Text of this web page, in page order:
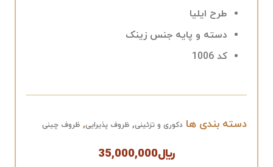
طرح ایلیا
دسته و پایه جنس زینک
کد 1006
دسته بندی ها دکوری و تزئینی, ظروف پذیرایی, ظروف چینی
﷼35,000,000